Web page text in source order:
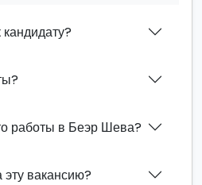
работы в Беэр Шева?
эту вакансию?